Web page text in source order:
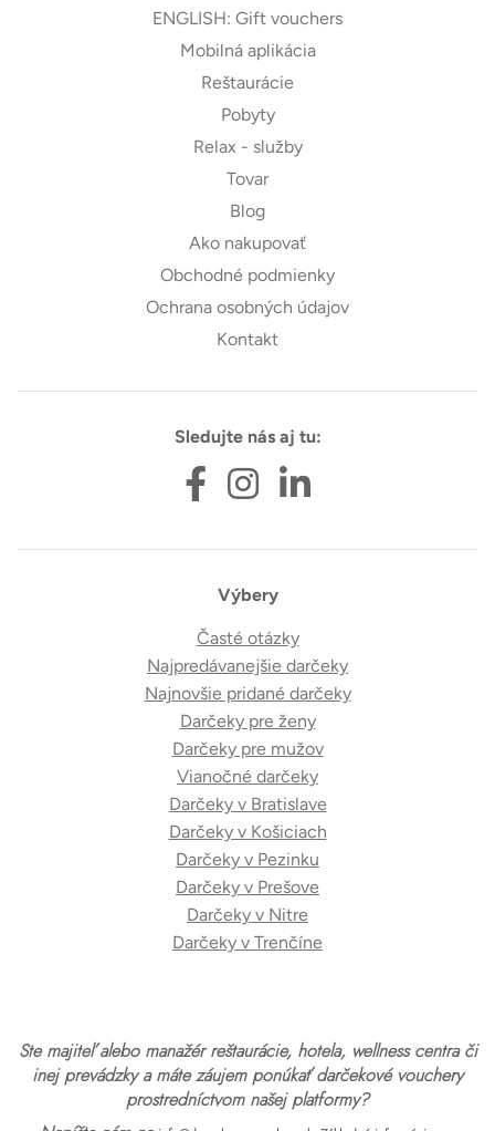
ENGLISH: Gift vouchers
Mobilná aplikácia
Reštaurácie
Pobyty
Relax - služby
Tovar
Blog
Ako nakupovať
Obchodné podmienky
Ochrana osobných údajov
Kontakt
Sledujte nás aj tu:
Výbery
Časté otázky
Najpredávanejšie darčeky
Najnovšie pridané darčeky
Darčeky pre ženy
Darčeky pre mužov
Vianočné darčeky
Darčeky v Bratislave
Darčeky v Košiciach
Darčeky v Pezinku
Darčeky v Prešove
Darčeky v Nitre
Darčeky v Trenčíne
Ste majiteľ alebo manažér reštaurácie, hotela, wellness centra či
inej prevádzky a máte záujem ponúkať darčekové vouchery
prostredníctvom našej platformy?